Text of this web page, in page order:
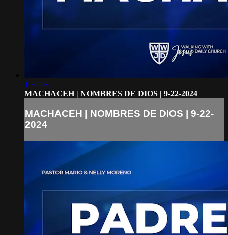
1:35:08
MACHACEH | NOMBRES DE DIOS | 9-22-2024
MACHACEH | NOMBRES DE DIOS | 9-22-
2024